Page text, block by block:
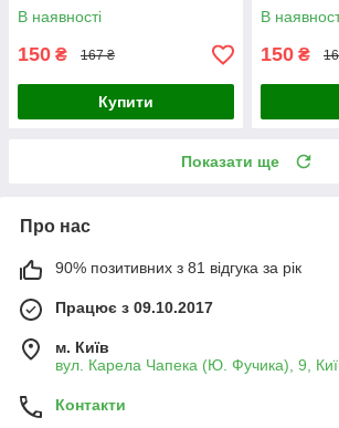
В наявності
150 ₴ 167 ₴
Купити
В
150 ₴
Показати ще
Про нас
90% позитивних з 81 відгука за рік
Працює з 09.10.2017
м. Київ
вул. Карела Чапека (Ю. Фучика), 9,
Контакти